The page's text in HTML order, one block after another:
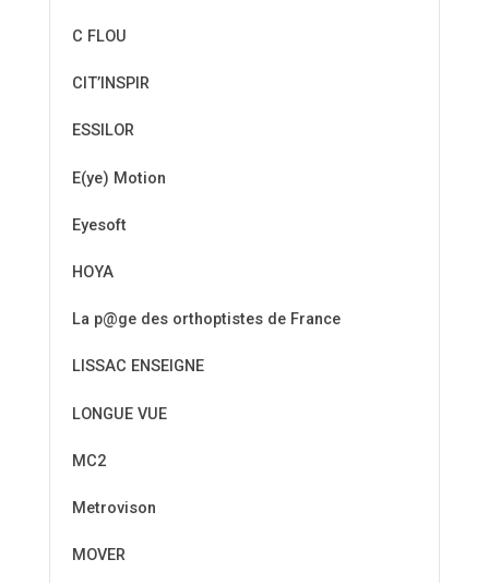
C FLOU
CIT’INSPIR
ESSILOR
E(ye) Motion
Eyesoft
HOYA
La p@ge des orthoptistes de France
LISSAC ENSEIGNE
LONGUE VUE
MC2
Metrovison
MOVER